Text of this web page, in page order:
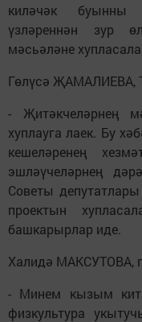
киләчәк буынны
үзләреннән зур
мәсьәләне
Гөлүсә ҖАМАЛИЕВА,
- Җитәкчеләрнең
хуплауга лаек. Бу
кешеләренең
эшләүчеләрнең
Советы
проектын
башкарырлар иде.
Халидә МАКСУТОВА,
- Минем кызым
физкультура